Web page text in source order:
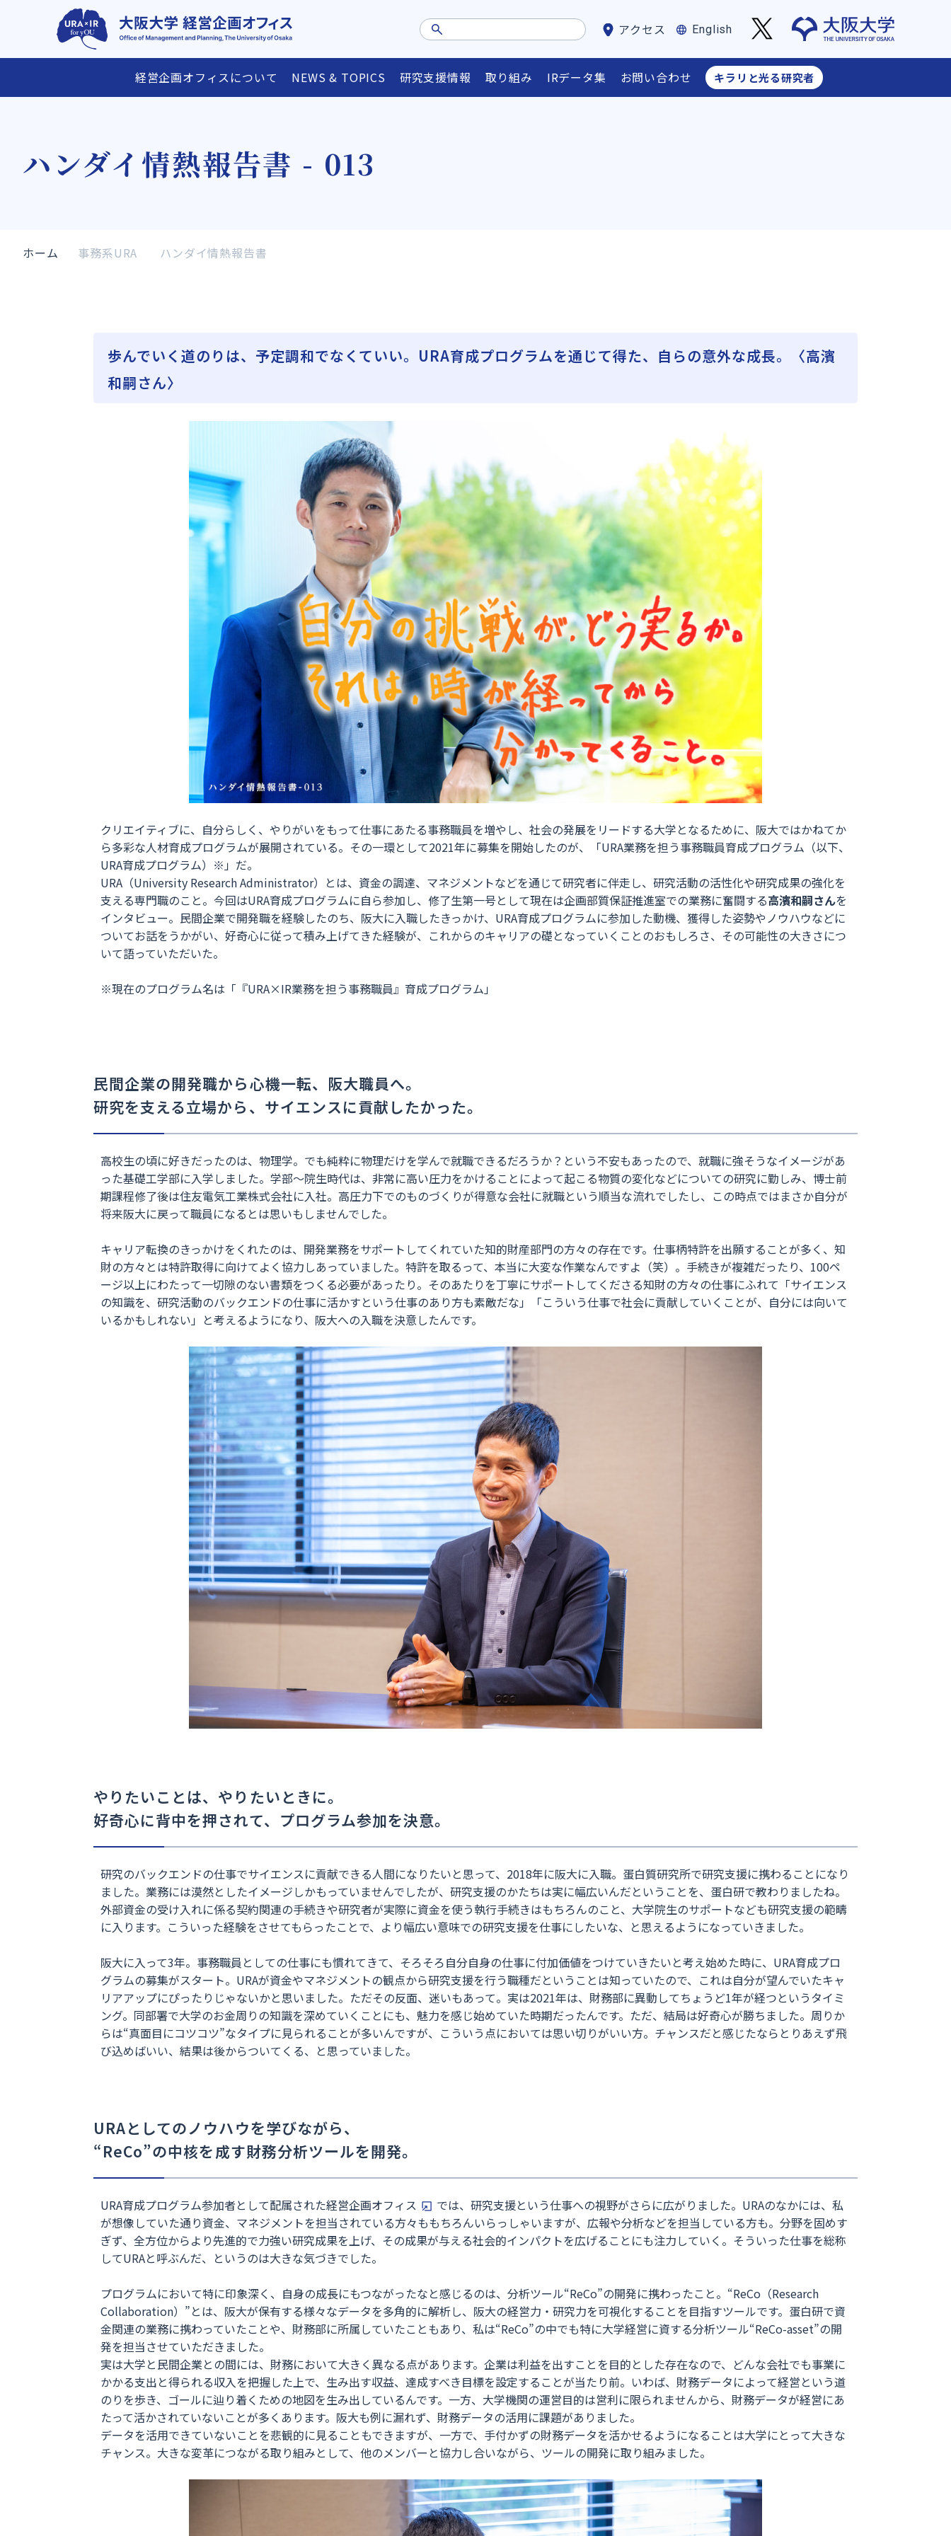
English
アクセス
経営企画オフィスについて
ごあいさつ メンバー 沿革 アクセス
NEWS & TOPICS 研究支援情報
研究費・賞の公募スケジュール表 研究支援メニュー 外部資金情報等検索システム
取り組み IRデータ集 お問い合わせ キラリと光る研究者
ハンダイ情熱報告書 - 013
ホーム 事務系URA ハンダイ情熱報告書
歩んでいく道のりは、予定調和でなくていい。URA育成プログラムを通じて得た、自らの意外な成長。〈高濱
和嗣さん〉
クリエイティブに、自分らしく、やりがいをもって仕事にあたる事務職員を増やし、社会の発展をリードする大学となるために、阪大ではかねてか
ら多彩な人材育成プログラムが展開されている。その一環として2021年に募集を開始したのが、「URA業務を担う事務職員育成プログラム（以下、
URA育成プログラム）※」だ。
URA（University Research Administrator）とは、資金の調達、マネジメントなどを通じて研究者に伴走し、研究活動の活性化や研究成果の強化を
支える専門職のこと。今回はURA育成プログラムに自ら参加し、修了生第一号として現在は企画部質保証推進室での業務に奮闘する高濱和嗣さんを
インタビュー。民間企業で開発職を経験したのち、阪大に入職したきっかけ、URA育成プログラムに参加した動機、獲得した姿勢やノウハウなどに
ついてお話をうかがい、好奇心に従って積み上げてきた経験が、これからのキャリアの礎となっていくことのおもしろさ、その可能性の大きさにつ
いて語っていただいた。
※現在のプログラム名は「『URA×IR業務を担う事務職員』育成プログラム」
民間企業の開発職から心機一転、阪大職員へ。
研究を支える立場から、サイエンスに貢献したかった。
高校生の頃に好きだったのは、物理学。でも純粋に物理だけを学んで就職できるだろうか？という不安もあったので、就職に強そうなイメージがあ
った基礎工学部に入学しました。学部〜院生時代は、非常に高い圧力をかけることによって起こる物質の変化などについての研究に勤しみ、博士前
期課程修了後は住友電気工業株式会社に入社。高圧力下でのものづくりが得意な会社に就職という順当な流れでしたし、この時点ではまさか自分が
将来阪大に戻って職員になるとは思いもしませんでした。
キャリア転換のきっかけをくれたのは、開発業務をサポートしてくれていた知的財産部門の方々の存在です。仕事柄特許を出願することが多く、知
財の方々とは特許取得に向けてよく協力しあっていました。特許を取るって、本当に大変な作業なんですよ（笑）。手続きが複雑だったり、100ペ
ージ以上にわたって一切隙のない書類をつくる必要があったり。そのあたりを丁寧にサポートしてくださる知財の方々の仕事にふれて「サイエンス
の知識を、研究活動のバックエンドの仕事に活かすという仕事のあり方も素敵だな」「こういう仕事で社会に貢献していくことが、自分には向いて
いるかもしれない」と考えるようになり、阪大への入職を決意したんです。
やりたいことは、やりたいときに。
好奇心に背中を押されて、プログラム参加を決意。
研究のバックエンドの仕事でサイエンスに貢献できる人間になりたいと思って、2018年に阪大に入職。蛋白質研究所で研究支援に携わることになり
ました。業務には漠然としたイメージしかもっていませんでしたが、研究支援のかたちは実に幅広いんだということを、蛋白研で教わりましたね。
外部資金の受け入れに係る契約関連の手続きや研究者が実際に資金を使う執行手続きはもちろんのこと、大学院生のサポートなども研究支援の範疇
に入ります。こういった経験をさせてもらったことで、より幅広い意味での研究支援を仕事にしたいな、と思えるようになっていきました。
阪大に入って3年。事務職員としての仕事にも慣れてきて、そろそろ自分自身の仕事に付加価値をつけていきたいと考え始めた時に、URA育成プロ
グラムの募集がスタート。URAが資金やマネジメントの観点から研究支援を行う職種だということは知っていたので、これは自分が望んでいたキャ
リアアップにぴったりじゃないかと思いました。ただその反面、迷いもあって。実は2021年は、財務部に異動してちょうど1年が経つというタイミ
ング。同部署で大学のお金周りの知識を深めていくことにも、魅力を感じ始めていた時期だったんです。ただ、結局は好奇心が勝ちました。周りか
らは“真面目にコツコツ”なタイプに見られることが多いんですが、こういう点においては思い切りがいい方。チャンスだと感じたならとりあえず飛
び込めばいい、結果は後からついてくる、と思っていました。
URAとしてのノウハウを学びながら、
“ReCo”の中核を成す財務分析ツールを開発。
URA育成プログラム参加者として配属された経営企画オフィス
では、研究支援という仕事への視野がさらに広がりました。URAのなかには、私
が想像していた通り資金、マネジメントを担当されている方々ももちろんいらっしゃいますが、広報や分析などを担当している方も。分野を固めす
ぎず、全方位からより先進的で力強い研究成果を上げ、その成果が与える社会的インパクトを広げることにも注力していく。そういった仕事を総称
してURAと呼ぶんだ、というのは大きな気づきでした。
プログラムにおいて特に印象深く、自身の成長にもつながったなと感じるのは、分析ツール“ReCo”の開発に携わったこと。“ReCo（Research
Collaboration）”とは、阪大が保有する様々なデータを多角的に解析し、阪大の経営力・研究力を可視化することを目指すツールです。蛋白研で資
金関連の業務に携わっていたことや、財務部に所属していたこともあり、私は“ReCo”の中でも特に大学経営に資する分析ツール“ReCo-asset”の開
発を担当させていただきました。
実は大学と民間企業との間には、財務において大きく異なる点があります。企業は利益を出すことを目的とした存在なので、どんな会社でも事業に
かかる支出と得られる収入を把握した上で、生み出す収益、達成すべき目標を設定することが当たり前。いわば、財務データによって経営という道
のりを歩き、ゴールに辿り着くための地図を生み出しているんです。一方、大学機関の運営目的は営利に限られませんから、財務データが経営にあ
たって活かされていないことが多くあります。阪大も例に漏れず、財務データの活用に課題がありました。
データを活用できていないことを悲観的に見ることもできますが、一方で、手付かずの財務データを活かせるようになることは大学にとって大きな
チャンス。大きな変革につながる取り組みとして、他のメンバーと協力し合いながら、ツールの開発に取り組みました。